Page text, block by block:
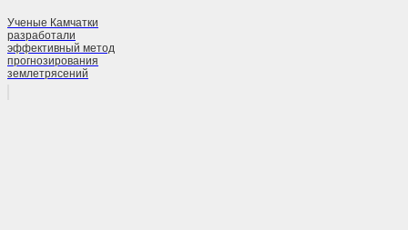
Ученые Камчатки
разработали
эффективный метод
прогнозирования
землетрясений